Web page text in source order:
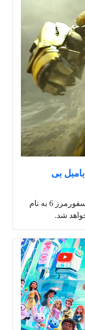
تریلر رسمی فیلم ترنسفورمر 6 بامبل بی
تریلر رسمی فیلم تبدیل شوندگان یا ترنسفورمرز 6 به نام